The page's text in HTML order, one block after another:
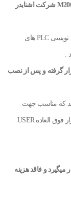
نرم افزار برنامه نوسی PLC های سری M221-M100 و M200 شرکت اشنایدر
جهت برنامه نویسی PLC های
گرفته و پس از نصب
که مناسب جهت
اتوماسیون فراینهای کوچک و متوسط هستند با این نرم افزار فوق العاده USER
و فاقد هزینه